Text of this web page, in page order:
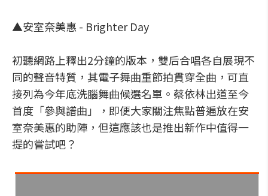
▲安室奈美惠 - Brighter Day
初聽網路上釋出2分鐘的版本，雙后合唱各自展現不
同的聲音特質，其電子舞曲重節拍貫穿全曲，可直
接列為今年底洗腦舞曲候選名單。蔡依林出道至今
首度「參與譜曲」，即便大家關注焦點普遍放在安
室奈美惠的助陣，但這應該也是推出新作中值得一
提的嘗試吧？